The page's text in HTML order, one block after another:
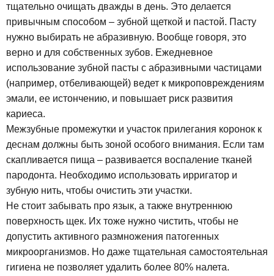
тщательно очищать дважды в день. Это делается
привычным способом – зубной щеткой и пастой. Пасту
нужно выбирать не абразивную. Вообще говоря, это
верно и для собственных зубов. Ежедневное
использование зубной пасты с абразивными частицами
(например, отбеливающей) ведет к микроповреждениям
эмали, ее истончению, и повышает риск развития
кариеса.
Межзубные промежутки и участок прилегания коронок к
деснам должны быть зоной особого внимания. Если там
скапливается пища – развивается воспаление тканей
пародонта. Необходимо использовать ирригатор и
зубную нить, чтобы очистить эти участки.
Не стоит забывать про язык, а также внутреннюю
поверхность щек. Их тоже нужно чистить, чтобы не
допустить активного размножения патогенных
микроорганизмов. Но даже тщательная самостоятельная
гигиена не позволяет удалить более 80% налета.